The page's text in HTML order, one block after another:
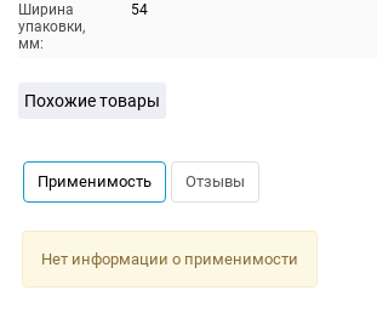
Ширина
упаковки,
мм:
54
Похожие товары
Применимость Отзывы
Нет информации о применимости